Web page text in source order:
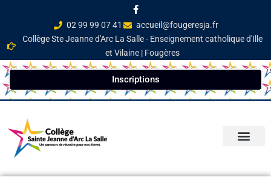
02 99 99 07 41
accueil@fougeresja.fr
Collège Ste Jeanne d'Arc La Salle - Enseignement catholique d'Ille
et Vilaine | Fougères
Inscriptions